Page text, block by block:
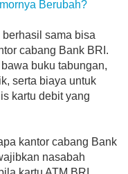
Berubah?
sama bisa
cabang Bank BRI.
buku tabungan,
serta biaya untuk
kartu debit yang
kantor cabang Bank
nasabah